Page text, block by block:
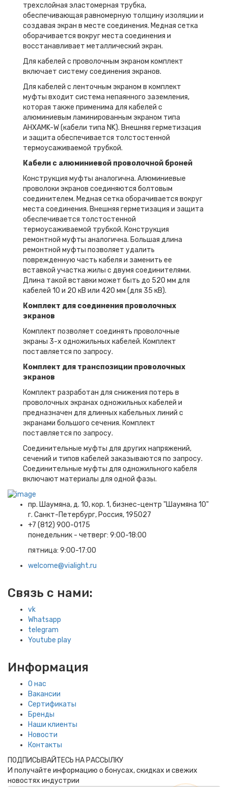
трехслойная эластомерная трубка,
обеспечивающая равномерную толщину изоляции и
создавая экран в месте соединения. Медная сетка
оборачивается вокруг места соединения и
восстанавливает металлический экран.
Для кабелей с проволочным экраном комплект
включает систему соединения экранов.
Для кабелей с ленточным экраном в комплект
муфты входит система непаянного заземления,
которая также применима для кабелей с
алюминиевым ламинированным экраном типа
AHXAMK-W (кабели типа NK). Внешняя герметизация
и защита обеспечивается толстостенной
термоусаживаемой трубкой.
Кабели с алюминиевой проволочной броней
Конструкция муфты аналогична. Алюминиевые
проволоки экранов соединяются болтовым
соединителем. Медная сетка оборачивается вокруг
места соединения. Внешняя герметизация и защита
обеспечивается толстостенной
термоусаживаемой трубкой. Конструкция
ремонтной муфты аналогична. Большая длина
ремонтной муфты позволяет удалить
поврежденную часть кабеля и заменить ее
вставкой участка жилы с двумя соединителями.
Длина такой вставки может быть до 520 мм для
кабелей 10 и 20 кВ или 420 мм (для 35 кВ).
Комплект для соединения проволочных
экранов
Комплект позволяет соединять проволочные
экраны 3-х одножильных кабелей. Комплект
поставляется по запросу.
Комплект для транспозиции проволочных
экранов
Комплект разработан для снижения потерь в
проволочных экранах одножильных кабелей и
предназначен для длинных кабельных линий с
экранами большого сечения. Комплект
поставляется по запросу.
Соединительные муфты для других напряжений,
сечений и типов кабелей заказываются по запросу.
Соединительные муфты для одножильного кабеля
включают материалы для одной фазы.
пр. Шаумяна, д. 10, кор. 1, бизнес-центр "Шаумяна 10"
г. Санкт-Петербург, Россия, 195027
+7 (812) 900-0175
понедельник - четверг: 9:00-18:00
пятница: 9:00-17:00
welcome@vialight.ru
Связь с нами:
vk
Whatsapp
telegram
Youtube play
Информация
О нас
Вакансии
Сертификаты
Бренды
Наши клиенты
Новости
Контакты
ПОДПИСЫВАЙТЕСЬ НА РАССЫЛКУ
И получайте информацию о бонусах, скидках и свежих
новостях индустрии